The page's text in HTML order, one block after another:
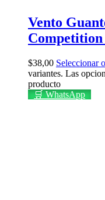
Vento
$38,00 Seleccionar
variantes. Las
producto
🛒 WhatsApp